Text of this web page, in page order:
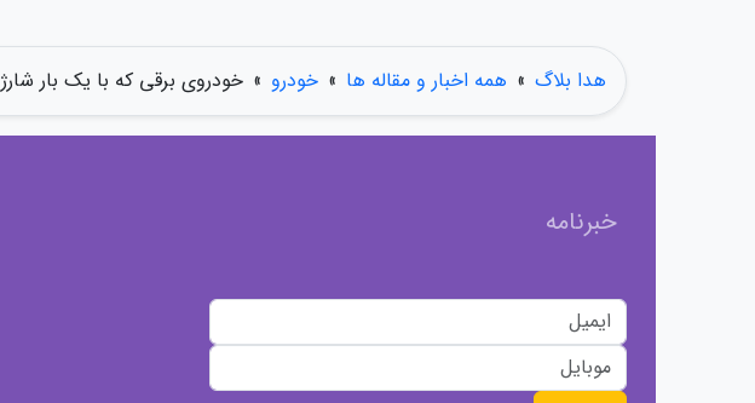
هدا بلاگ » همه اخبار و مقاله ها » خودرو » خودروی برقی که با یک بار شارژ 1200 کیلومتر طی می نماید
خبرنامه